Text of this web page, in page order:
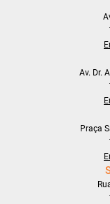
Av. Dr.
Praça